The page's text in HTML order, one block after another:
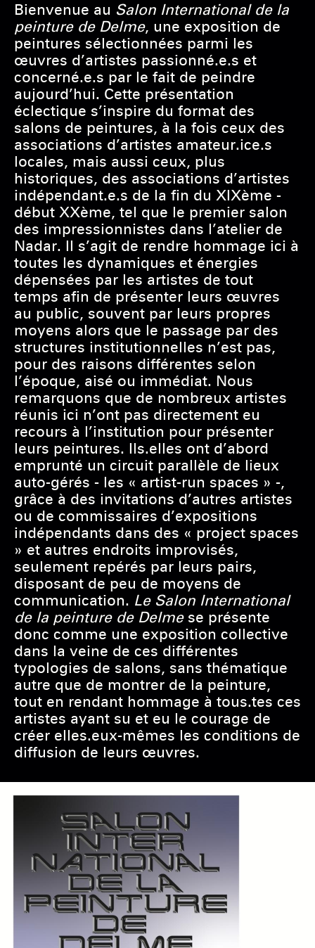
Bienvenue au Salon International de la
peinture de Delme, une exposition de
peintures sélectionnées parmi les
œuvres d’artistes passionné.e.s et
concerné.e.s par le fait de peindre
aujourd’hui. Cette présentation
éclectique s’inspire du format des
salons de peintures, à la fois ceux des
associations d’artistes amateur.ice.s
locales, mais aussi ceux, plus
historiques, des associations d’artistes
indépendant.e.s de la fin du XIXème -
début XXème, tel que le premier salon
des impressionnistes dans l’atelier de
Nadar. Il s’agit de rendre hommage ici à
toutes les dynamiques et énergies
dépensées par les artistes de tout
temps afin de présenter leurs œuvres
au public, souvent par leurs propres
moyens alors que le passage par des
structures institutionnelles n’est pas,
pour des raisons différentes selon
l’époque, aisé ou immédiat. Nous
remarquons que de nombreux artistes
réunis ici n’ont pas directement eu
recours à l’institution pour présenter
leurs peintures. Ils.elles ont d’abord
emprunté un circuit parallèle de lieux
auto-gérés - les « artist-run spaces » -,
grâce à des invitations d’autres artistes
ou de commissaires d’expositions
indépendants dans des « project spaces
» et autres endroits improvisés,
seulement repérés par leurs pairs,
disposant de peu de moyens de
communication. Le Salon International
de la peinture de Delmese présente
donc comme une exposition collective
dans la veine de ces différentes
typologies de salons, sans thématique
autre que de montrer de la peinture,
tout en rendant hommage à tous.tes ces
artistes ayant su et eu le courage de
créer elles.eux-mêmes les conditions de
diffusion de leurs œuvres.